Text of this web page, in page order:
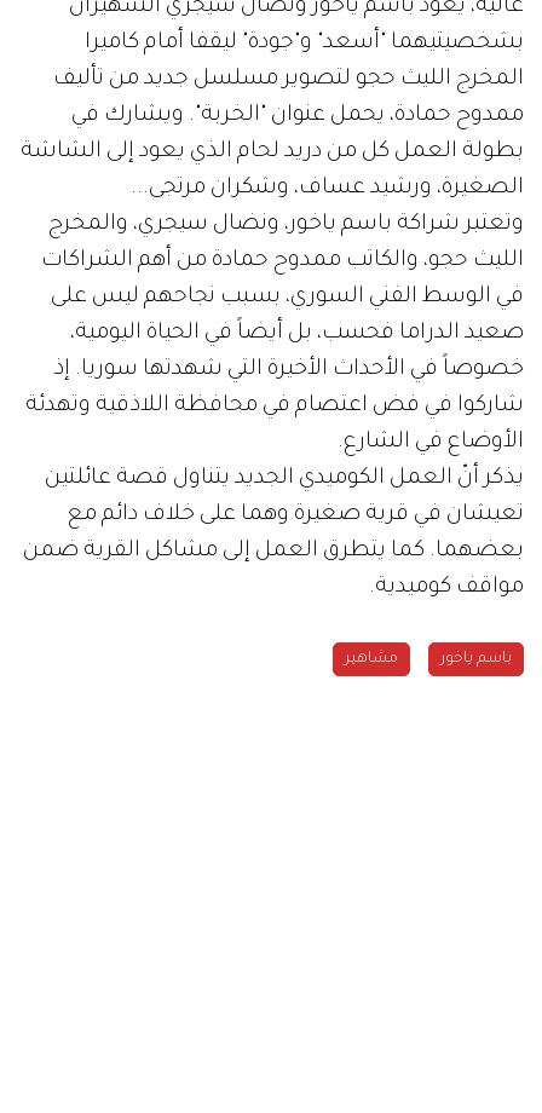
عالية، يعود باسم ياخور ونضال سيجري الشهيران
بشخصيتيهما "أسعد" و"جودة" ليقفا أمام كاميرا
المخرج الليث حجو لتصوير مسلسل جديد من تأليف
ممدوح حمادة، يحمل عنوان "الخربة". ويشارك في
بطولة العمل كل من دريد لحام الذي يعود إلى الشاشة
الصغيرة، ورشيد عساف، وشكران مرتجى...
وتعتبر شراكة باسم ياخور، ونضال سيجري، والمخرج
الليث حجو، والكاتب ممدوح حمادة من أهم الشراكات
في الوسط الفني السوري، بسبب نجاحهم ليس على
صعيد الدراما فحسب، بل أيضاً في الحياة اليومية،
خصوصاً في الأحداث الأخيرة التي شهدتها سوريا. إذ
شاركوا في فض اعتصام في محافظة اللاذقية وتهدئة
الأوضاع في الشارع.
يذكر أنّ العمل الكوميدي الجديد يتناول قصة عائلتين
تعيشان في قرية صغيرة وهما على خلاف دائم مع
بعضهما. كما يتطرق العمل إلى مشاكل القرية ضمن
مواقف كوميدية.
باسم ياخور مشاهير